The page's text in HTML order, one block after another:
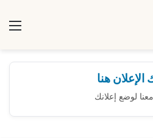
الإعلان هنا
لوضع إعلانك